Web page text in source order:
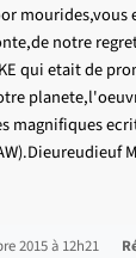
mourides,vous
notre
qui etait de
magnifiques
2015 à 12h21